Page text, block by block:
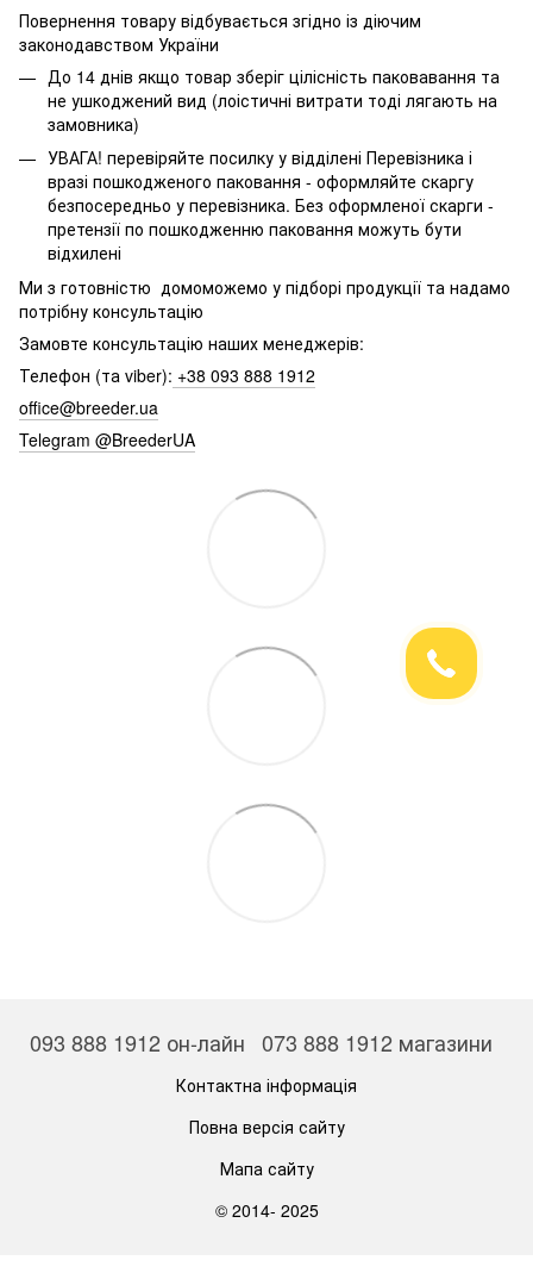
Повернення товару відбувається згідно із діючим
законодавством України
До 14 днів якщо товар зберіг цілісність паковавання та
не ушкоджений вид (лоістичні витрати тоді лягають на
замовника)
УВАГА! перевіряйте посилку у відділені Перевізника і
вразі пошкодженого паковання - оформляйте скаргу
безпосередньо у перевізника. Без оформленої скарги -
претензії по пошкодженню паковання можуть бути
відхилені
Ми з готовністю домоможемо у підборі продукції та надамо
потрібну консультацію
Замовте консультацію наших менеджерів:
Телефон (та viber): +38 093 888 1912
office@breeder.ua
Telegram @BreederUA
093 888 1912 он-лайн 073 888 1912 магазини
Контактна інформація
Повна версія сайту
Мапа сайту
© 2014- 2025